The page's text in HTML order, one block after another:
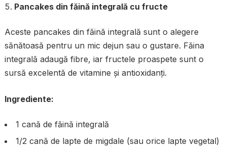
Pancakes din făină integrală cu fructe
Aceste pancakes din făină integrală sunt o alegere
sănătoasă pentru un mic dejun sau o gustare. Făina
integrală adaugă fibre, iar fructele proaspete sunt o
sursă excelentă de vitamine și antioxidanți.
Ingrediente:
1 cană de făină integrală
1/2 cană de lapte de migdale (sau orice lapte vegetal)